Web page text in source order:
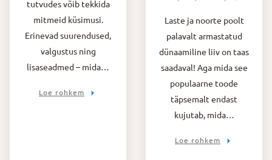
tutvudes võib tekkida
mitmeid küsimusi.
Erinevad suurendused,
valgustus ning
lisaseadmed – mida…
Loe rohkem
Laste ja noorte poolt
palavalt armastatud
dünaamiline liiv on taas
saadaval! Aga mida see
populaarne toode
täpsemalt endast
kujutab, mida…
Loe rohkem